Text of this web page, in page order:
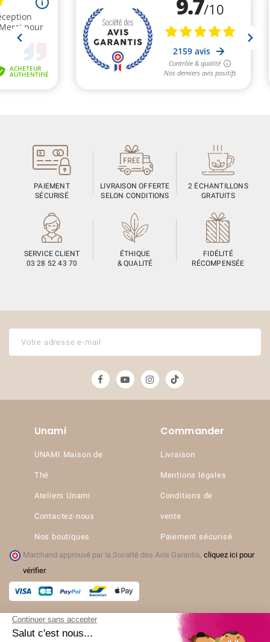
PAIEMENT
SÉCURISÉ
LIVRAISON OFFERTE
SELON CONDITIONS
2 ÉCHANTILLONS
GRATUITS
SERVICE CLIENT
03 28 52 43 70
ÉTHIQUE
& QUALITÉ
FIDÉLITÉ
RÉCOMPENSÉE
Unami
UNAMI Maison de
Thé
Ateliers Unami
Contactez-nous
Nos boutiques
Commander
Livraison
Mentions légales
Conditions de
vente
Paiement sécurisé
Marchand approuvé par la Société des Avis Garantis, cliquez ici pour
vérifier.
© 2026 Unami - Tous droits réservés